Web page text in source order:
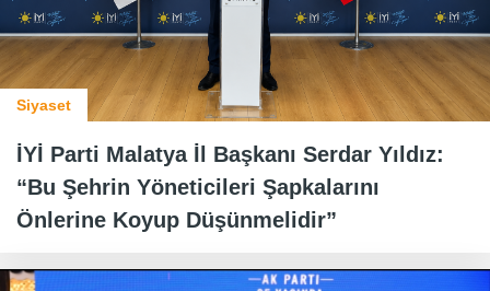
Siyaset
İYİ Parti Malatya İl Başkanı Serdar Yıldız:
“Bu Şehrin Yöneticileri Şapkalarını
Önlerine Koyup Düşünmelidir”